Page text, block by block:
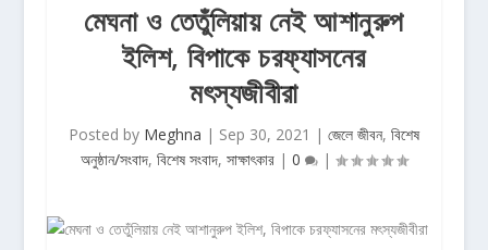
মেঘনা ও তেতুঁলিয়ায় নেই আশানুরুপ
ইলিশ, বিপাকে চরফ্যাসনের
মৎস্যজীবীরা
Posted by Meghna | Sep 30, 2021 | জেলে জীবন, বিশেষ
অনুষ্ঠান/সংবাদ, বিশেষ সংবাদ, সাক্ষাৎকার| 0 |